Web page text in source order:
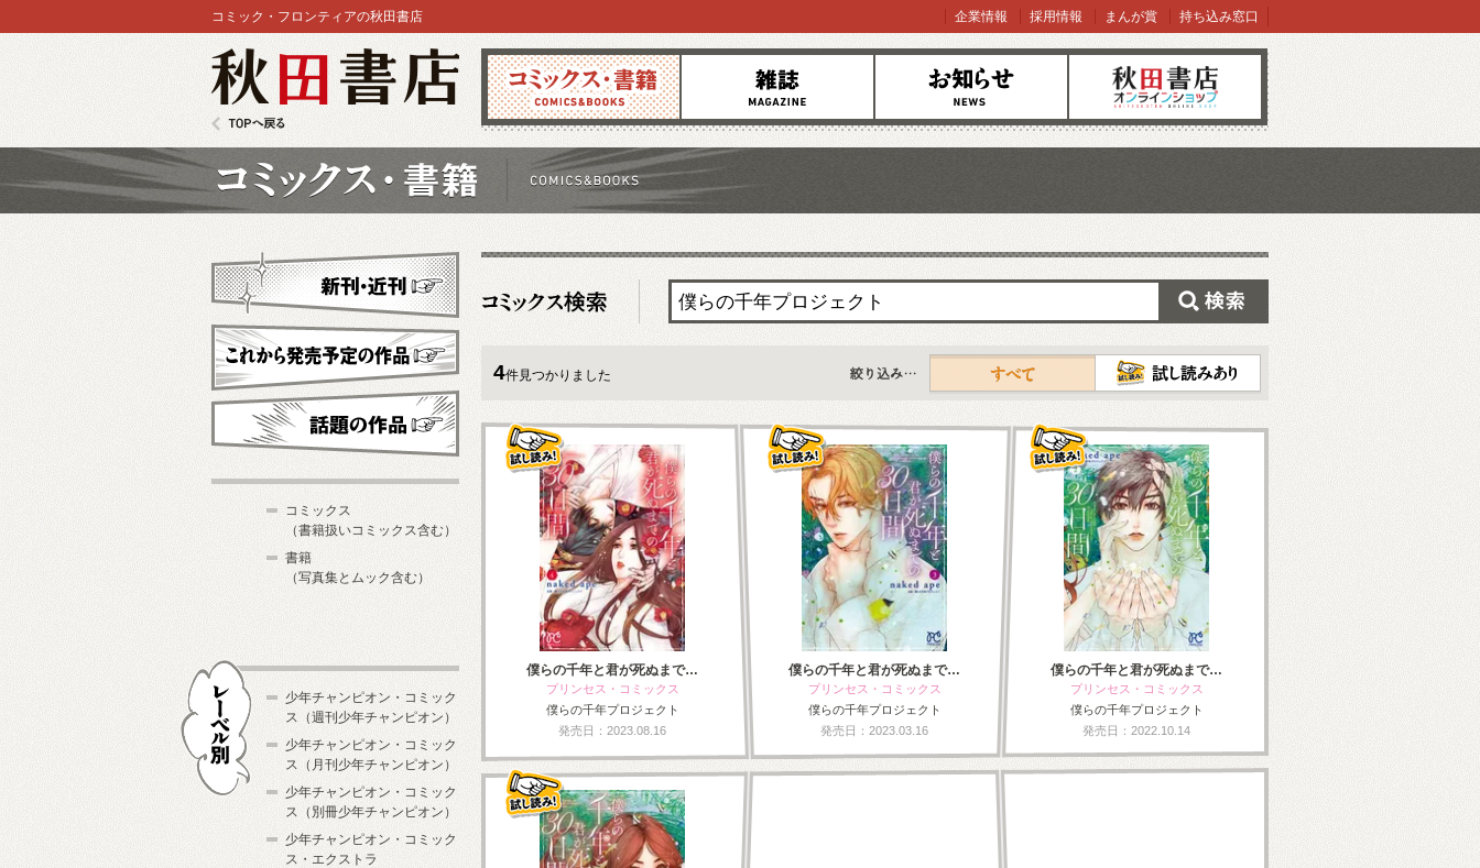
コミックス 雑誌 お知らせ オンラインショップ
コミック・フロンティアの秋田書店 企業情報 採用情報 まんが賞 持ち込み窓口
4件見つかりました
すべて
僕らの千年と君が死ぬまで…
プリンセス・コミックス
僕らの千年プロジェクト
発売日：2023.08.16
僕らの千年と君が死ぬまで…
プリンセス・コミックス
僕らの千年プロジェクト
発売日：2023.03.16
僕らの千年と君が死ぬまで…
プリンセス・コミックス
僕らの千年プロジェクト
発売日：2022.10.14
新刊・近刊
これから発売予定
コミックス
（書籍扱いコミックス含む）
書籍
（写真集とムック含む）
少年チャンピオン・コミック
ス（週刊少年チャンピオン）
少年チャンピオン・コミック
ス（月刊少年チャンピオン）
少年チャンピオン・コミック
ス（別冊少年チャンピオン）
少年チャンピオン・コミック
ス・エクストラ